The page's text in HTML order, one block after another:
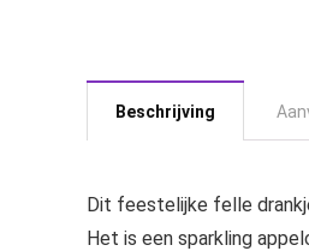
Beschrijving
Dit feestelijke felle
Het is een sparkling